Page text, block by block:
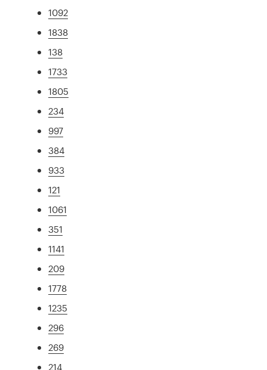
1092
1838
138
1733
1805
234
997
384
933
121
1061
351
1141
209
1778
1235
296
269
214